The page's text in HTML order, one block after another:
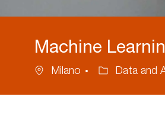
Machine
Ubicazione
Milano Categoria
Data and